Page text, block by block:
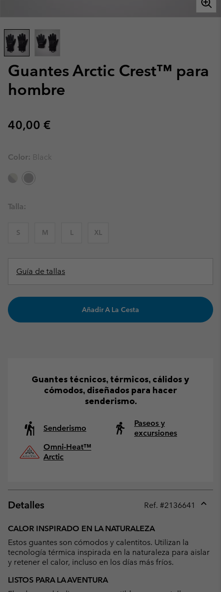
Guantes Arctic Crest™ para
hombre
Regular price:
40,00 €
Color: Black
Talla:
S M L XL
Guía de tallas
Añadir A La Cesta
Guantes técnicos, térmicos, cálidos y
cómodos, diseñados para hacer
senderismo.
Senderismo
Paseos y
excursiones
Omni-Heat™
Arctic
Detalles Ref. #2136641
CALOR INSPIRADO EN LA NATURALEZA
Estos guantes son cómodos y calentitos. Utilizan la
tecnología térmica inspirada en la naturaleza para aislar
y retener el calor, incluso en los días más fríos.
LISTOS PARA LA AVENTURA